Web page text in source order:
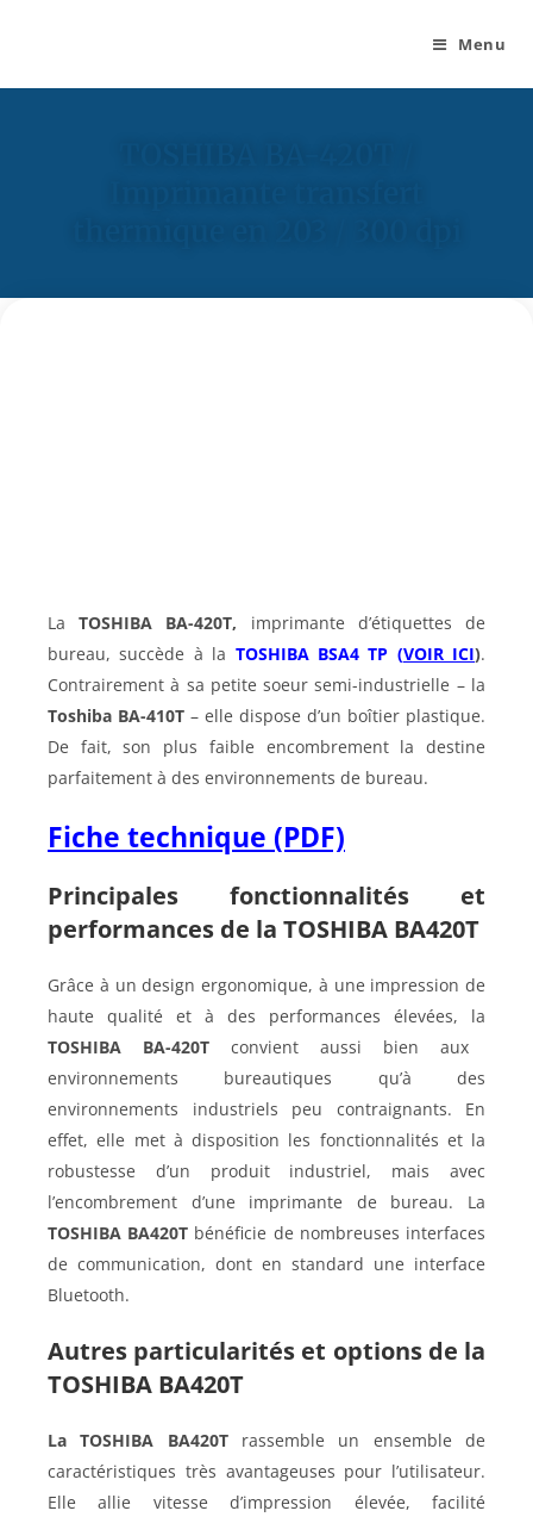
Menu
LaTOSHIBA BA-420T, imprimante d’étiquettes de
bureau, succède à la TOSHIBA BSA4 TP (VOIR ICI).
Contrairement à sa petite soeur semi-industrielle – la
Toshiba BA-410T – elle dispose d’un boîtier plastique.
De fait, son plus faible encombrement la destine
parfaitement à des environnements de bureau.
Fiche technique (PDF)
Principales fonctionnalités et
performances de la TOSHIBA BA420T
Grâce à un design ergonomique, à une impression de
haute qualité et à des performances élevées, la
TOSHIBA BA-420T convient aussi bien aux
environnements bureautiques qu’à des
environnements industriels peu contraignants. En
effet, elle met à disposition les fonctionnalités et la
robustesse d’un produit industriel, mais avec
l’encombrement d’une imprimante de bureau. La
TOSHIBA BA420T bénéficie de nombreuses interfaces
de communication, dont en standard une interface
Bluetooth.
Autres particularités et options de la
TOSHIBA BA420T
La TOSHIBA BA420Trassemble un ensemble de
caractéristiques très avantageuses pour l’utilisateur.
Elle allie vitesse d’impression élevée, facilité